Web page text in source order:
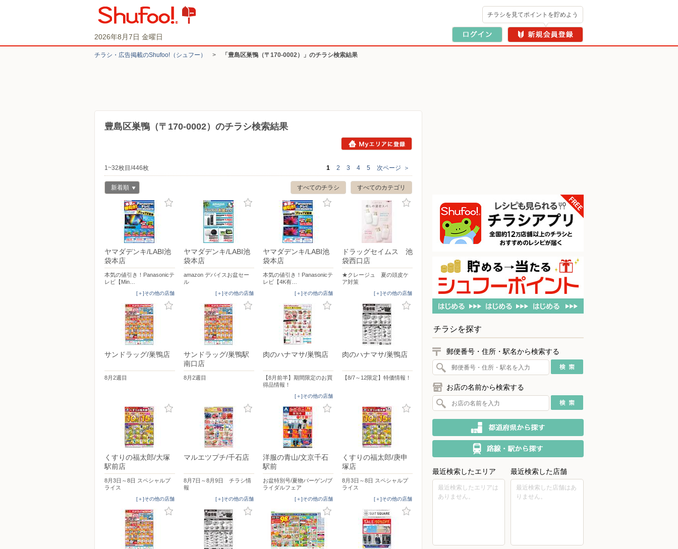
2026年8月7日 金曜日
チラシを見てポイントを貯めよう
チラシ・​広告掲載の​Shufoo!​（シュフー） > 「豊島区巣鴨（〒170-0002）」のチラシ検索結果
豊島区巣鴨（〒170-0002）のチラシ検索結果
1~32枚目/446枚 1 2 3 4 5 次ページ ＞
すべてのカテゴリ
すべてのチラシ
新着順
ヤマダデンキ/LABI池
袋本店
本気の値引き！Panasonicテ
レビ【Min…
[＋]その他の店舗
ヤマダデンキ/LABI池
袋本店
amazon デバイスお盆セー
ル
[＋]その他の店舗
ヤマダデンキ/LABI池
袋本店
本気の値引き！Panasonicテ
レビ【4K有…
[＋]その他の店舗
ドラッグセイムス 池
袋西口店
★クレージュ 夏の頭皮ケ
ア対策
[＋]その他の店舗
サンドラッグ/巣鴨店
8月2週目
サンドラッグ/巣鴨駅
南口店
8月2週目
肉のハナマサ/巣鴨店
【8月前半】期間限定のお買
得品情報！
[＋]その他の店舗
肉のハナマサ/巣鴨店
【8/7～12限定】特価情報！
くすりの福太郎/大塚
駅前店
8月3日～8日 スペシャルプ
ライス
[＋]その他の店舗
マルエツプチ/千石店
8月7日～8月9日 チラシ情
報
[＋]その他の店舗
洋服の青山/文京千石
駅前
お盆特別号/夏物バーゲン/ブ
ライダルフェア
[＋]その他の店舗
くすりの福太郎/庚申
塚店
8月3日～8日 スペシャルプ
ライス
[＋]その他の店舗
チラシを探す
郵便番号・住所・駅名から検索する
お店の名前から検索する
最近検索したエリア
最近検索したエリアは
ありません。
最近検索した店舗
最近検索した店舗はあ
りません。